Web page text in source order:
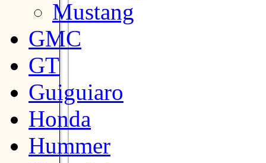
Mustang
GMC
GT
Guiguiaro
Honda
Hummer